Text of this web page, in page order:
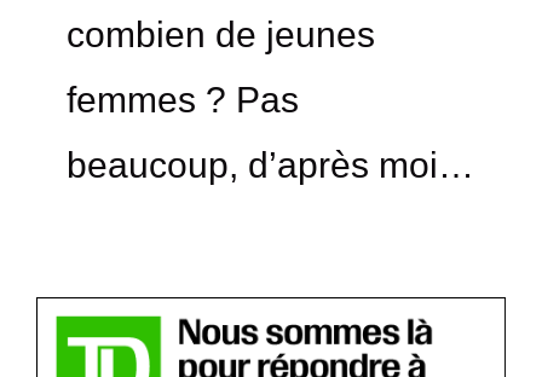
combien de jeunes
femmes ? Pas
beaucoup, d’après moi…